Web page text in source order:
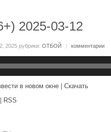
2025-03-12
2025 рубрики: ОТБОЙ | комментарии
в новом окне
Скачать
RSS